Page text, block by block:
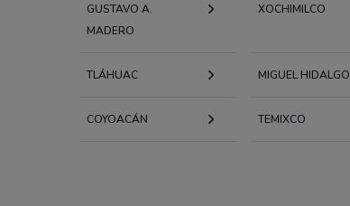
GUSTAVO A.
MADERO
XOCHIMILCO
TLÁHUAC MIGUEL HIDALGO
COYOACÁN TEMIXCO